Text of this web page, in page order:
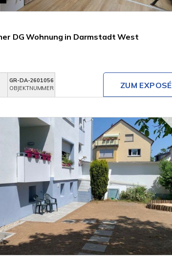
DG Wohnung in Darmstadt West
GR-DA-2601056
OBJEKTNUMMER
ZUM EXPOSÉ